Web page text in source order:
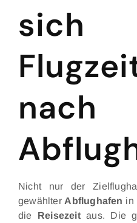
nach
Nicht nur der
gewählter Abflughafen in
die Reisezeitaus. Die